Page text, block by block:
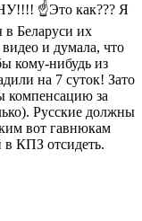
☝️Это как??? Я
Беларуси их
и думала, что
кому-нибудь из
на 7 суток! Зато
компенсацию за
Русские должны
вот гавнюкам
в КПЗ отсидеть.